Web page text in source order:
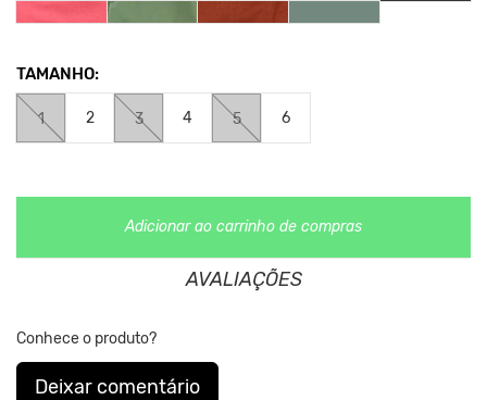
1- Largura 50,5cm - Comprimento 69,5cm
3- Largura 54,5cm - Comprimento 73,5cm
4- Largura 57,5cm - Comprimento 76,5cm
5- Largura 58 cm - Comprimento 77cm
6- Largura 60,5cm - Comprimento 78cm
*As medidas podem ter variação de até 2 cm
**As cores podem variar conforme a configuração do seu
Para saber mais sobre a manutenção de suas
TAMANHO:
1 2 3 4 5 6
Adicionar ao carrinho de compras
AVALIAÇÕES
Conhece o produto?
Deixar comentário